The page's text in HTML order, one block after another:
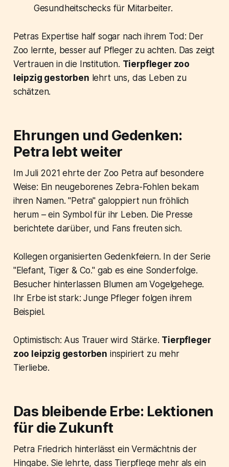
Gesundheitschecks für Mitarbeiter.
Petras Expertise half sogar nach ihrem Tod: Der
Zoo lernte, besser auf Pfleger zu achten. Das zeigt
Vertrauen in die Institution. Tierpfleger zoo
leipzig gestorben lehrt uns, das Leben zu
schätzen.
Ehrungen und Gedenken:
Petra lebt weiter
Im Juli 2021 ehrte der Zoo Petra auf besondere
Weise: Ein neugeborenes Zebra-Fohlen bekam
ihren Namen. "Petra" galoppiert nun fröhlich
herum – ein Symbol für ihr Leben. Die Presse
berichtete darüber, und Fans freuten sich.
Kollegen organisierten Gedenkfeiern. In der Serie
"Elefant, Tiger & Co." gab es eine Sonderfolge.
Besucher hinterlassen Blumen am Vogelgehege.
Ihr Erbe ist stark: Junge Pfleger folgen ihrem
Beispiel.
Optimistisch: Aus Trauer wird Stärke. Tierpfleger
zoo leipzig gestorben inspiriert zu mehr
Tierliebe.
Das bleibende Erbe: Lektionen
für die Zukunft
Petra Friedrich hinterlässt ein Vermächtnis der
Hingabe. Sie lehrte, dass Tierpflege mehr als ein